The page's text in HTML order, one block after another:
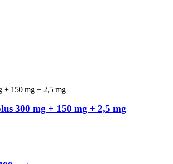
300 mg + 150 mg + 2,5 mg